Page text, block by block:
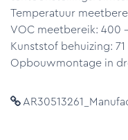
Temperatuur
VOC meetbereik: 400
Kunststof behuizing: 71
Opbouwmontage in